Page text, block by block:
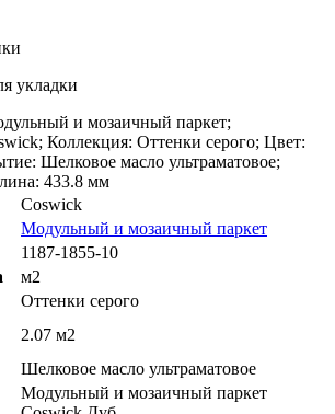
укладки
и мозаичный паркет;
Коллекция: Оттенки серого; Цвет:
Шелковое масло ультраматовое;
433.8 мм
Coswick
Модульный и мозаичный паркет
1187-1855-10
м2
Оттенки серого
2.07 м2
Шелковое масло ультраматовое
Модульный и мозаичный паркет